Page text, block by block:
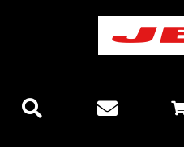
JBCテクノロジー